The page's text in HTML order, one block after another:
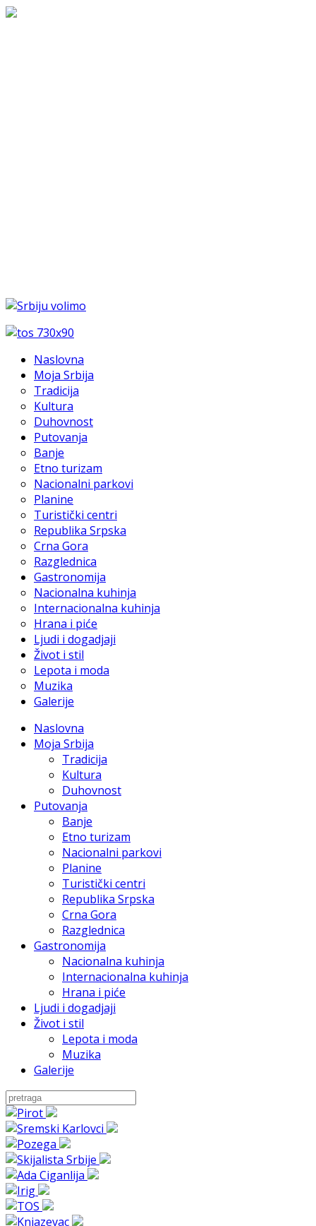
Naslovna
Moja Srbija
Tradicija
Kultura
Duhovnost
Putovanja
Banje
Etno turizam
Nacionalni parkovi
Planine
Turistički centri
Republika Srpska
Crna Gora
Razglednica
Gastronomija
Nacionalna kuhinja
Internacionalna kuhinja
Hrana i piće
Ljudi i dogadjaji
Život i stil
Lepota i moda
Muzika
Galerije
Naslovna
Moja Srbija
Tradicija
Kultura
Duhovnost
Putovanja
Banje
Etno turizam
Nacionalni parkovi
Planine
Turistički centri
Republika Srpska
Crna Gora
Razglednica
Gastronomija
Nacionalna kuhinja
Internacionalna kuhinja
Hrana i piće
Ljudi i dogadjaji
Život i stil
Lepota i moda
Muzika
Galerije